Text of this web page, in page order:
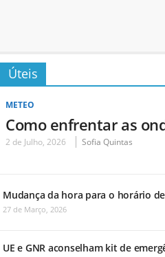
Úteis
METEO
Como enfrentar as
2 de Julho, 2026 Sofia Quintas
Mudança da hora para o horário
27 de Março, 2026
UE e GNR aconselham kit de